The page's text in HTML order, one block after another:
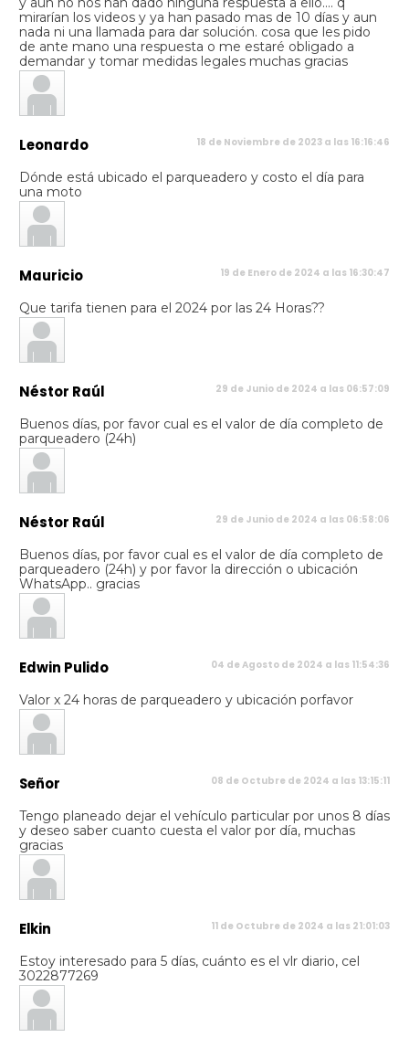
mirarían los videos y ya han pasado mas de 10 días y aun
nada ni una llamada para dar solución. cosa que les pido
de ante mano una respuesta o me estaré obligado a
demandar y tomar medidas legales muchas gracias
Leonardo 18 de Noviembre de 2023 a las 16:16:46
Dónde está ubicado el parqueadero y costo el día para
una moto
Mauricio 19 de Enero de 2024 a las 16:30:47
Que tarifa tienen para el 2024 por las 24 Horas??
Néstor Raúl 29 de Junio de 2024 a las 06:57:09
Buenos días, por favor cual es el valor de día completo de
parqueadero (24h)
Néstor Raúl 29 de Junio de 2024 a las 06:58:06
Buenos días, por favor cual es el valor de día completo de
parqueadero (24h) y por favor la dirección o ubicación
WhatsApp.. gracias
Edwin Pulido 04 de Agosto de 2024 a las 11:54:36
Valor x 24 horas de parqueadero y ubicación porfavor
Señor 08 de Octubre de 2024 a las 13:15:11
Tengo planeado dejar el vehículo particular por unos 8 días
y deseo saber cuanto cuesta el valor por día, muchas
gracias
Elkin 11 de Octubre de 2024 a las 21:01:03
Estoy interesado para 5 días, cuánto es el vlr diario, cel
3022877269